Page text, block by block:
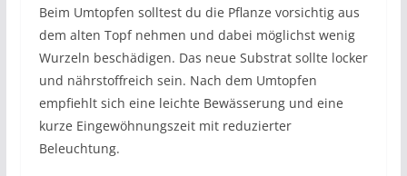
Beim Umtopfen solltest du die Pflanze vorsichtig aus
dem alten Topf nehmen und dabei möglichst wenig
Wurzeln beschädigen. Das neue Substrat sollte locker
und nährstoffreich sein. Nach dem Umtopfen
empfiehlt sich eine leichte Bewässerung und eine
kurze Eingewöhnungszeit mit reduzierter
Beleuchtung.